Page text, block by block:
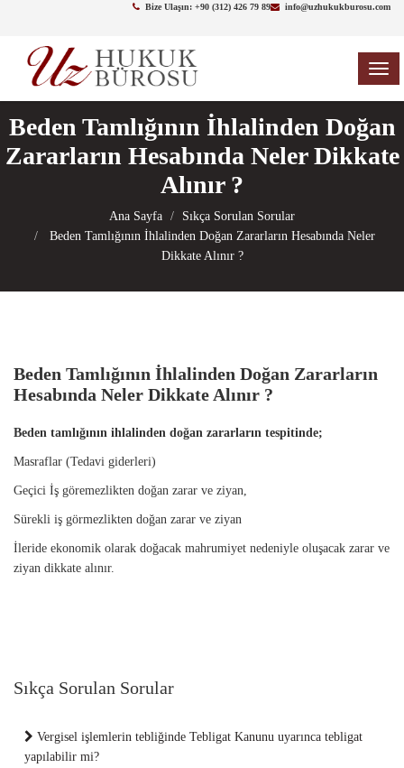
info@uzhukukburosu.com
Bize Ulaşın: +90 (312) 426 79 89
Beden Tamlığının İhlalinden Doğan
Zararların Hesabında Neler Dikkate
Alınır ?
Ana Sayfa
Sıkça Sorulan Sorular
Beden Tamlığının İhlalinden Doğan Zararların Hesabında Neler
Dikkate Alınır ?
Beden Tamlığının İhlalinden Doğan Zararların
Hesabında Neler Dikkate Alınır ?
Beden tamlığının ihlalinden doğan zararların tespitinde;
Masraflar (Tedavi giderleri)
Geçici İş göremezlikten doğan zarar ve ziyan,
Sürekli iş görmezlikten doğan zarar ve ziyan
İleride ekonomik olarak doğacak mahrumiyet nedeniyle oluşacak zarar ve
ziyan dikkate alınır.
Sıkça Sorulan Sorular
Vergisel işlemlerin tebliğinde Tebligat Kanunu uyarınca tebligat
yapılabilir mi?